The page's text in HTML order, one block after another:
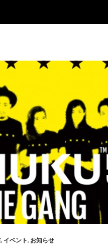
, イベント, お知らせ